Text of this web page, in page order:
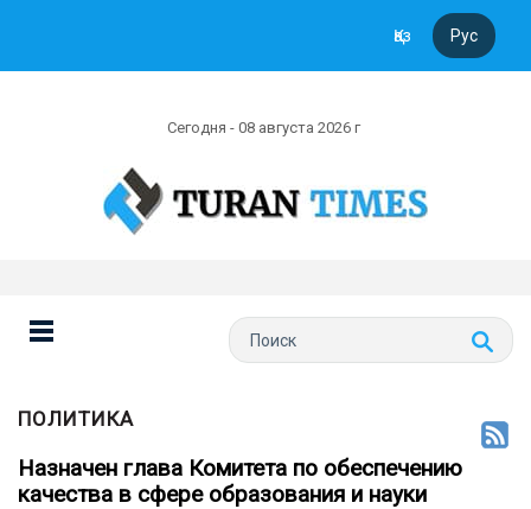
Қаз Рус
Сегодня - 08 августа 2026 г
ПОЛИТИКА
Назначен глава Комитета по обеспечению
качества в сфере образования и науки